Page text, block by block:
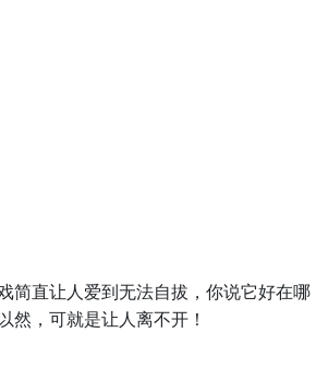
简直让人爱到无法自拔，你说它好在哪
然，可就是让人离不开！